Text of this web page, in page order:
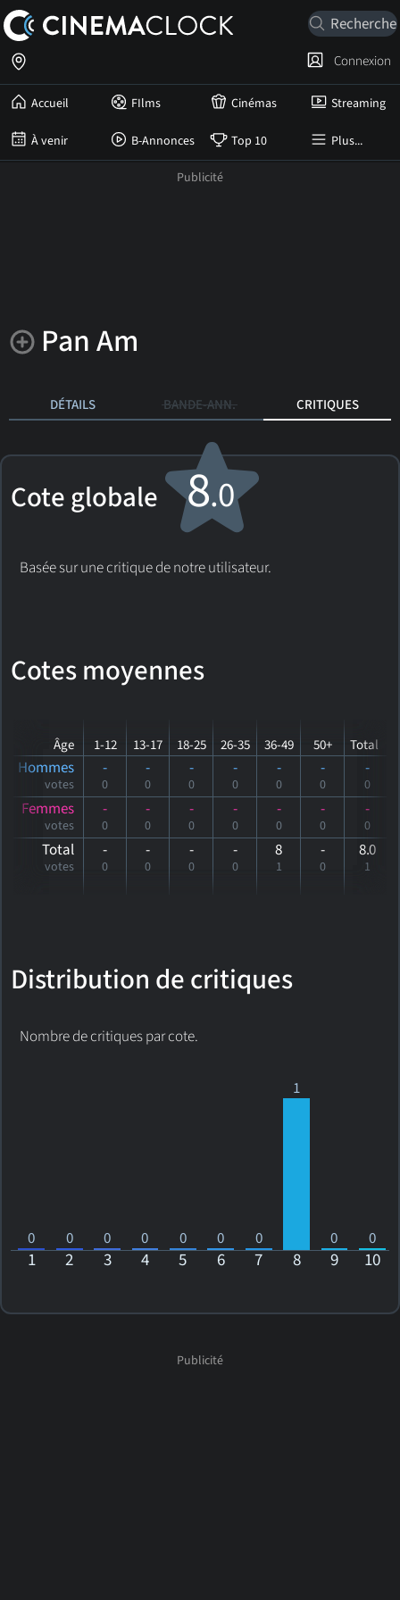
Accueil FIlms Cinémas Streaming
À venir B-Annonces Top 10 Plus...
Connexion
Pan Am
DÉTAILS BANDE-ANN. CRITIQUES
Cote globale 8.0
Basée sur une critique de notre utilisateur.
Cotes moyennes
Âge 1-12 13-17 18-25 26-35 36-49 50+ Total
Hommes
votes
-
0
-
0
-
0
-
0
-
0
-
0
-
0
Femmes
votes
-
0
-
0
-
0
-
0
-
0
-
0
-
0
Total
votes
-
0
-
0
-
0
-
0
8
1
-
0
8.0
1
Distribution de critiques
Nombre de critiques par cote.
0 0 0 0 0 0 0
1
0 0
1 2 3 4 5 6 7 8 9 10